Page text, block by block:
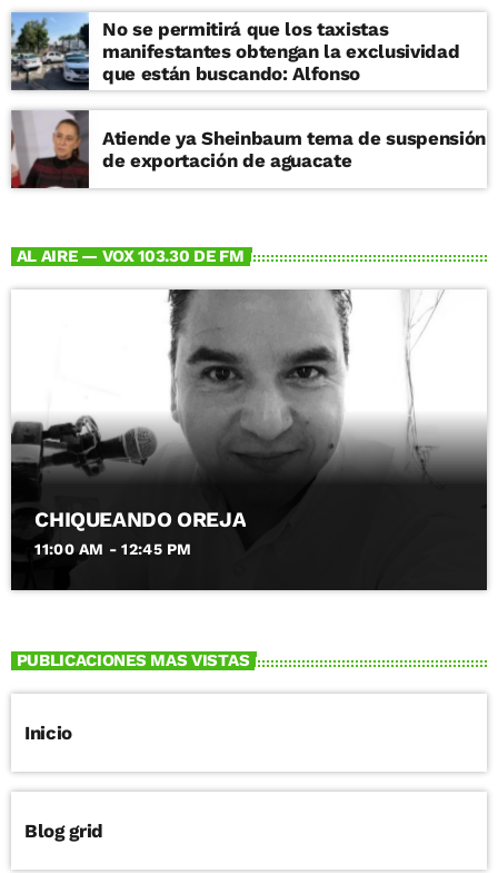
No se permitirá que los taxistas
manifestantes obtengan la exclusividad
que están buscando: Alfonso
Atiende ya Sheinbaum tema de suspensión
de exportación de aguacate
AL AIRE — VOX 103.30 DE FM
CHIQUEANDO OREJA
11:00 AM - 12:45 PM
PUBLICACIONES MAS VISTAS
Inicio
Blog grid